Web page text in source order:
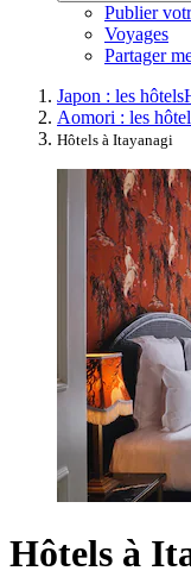
Publier
Voyages
Partager
Japon : les hôtels
Aomori : les
Hôtels à Itayanagi
Hôtels à